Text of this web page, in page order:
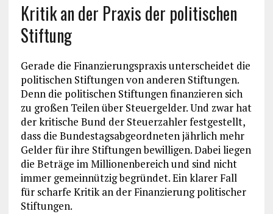
Kritik an der Praxis der politischen
Stiftung
Gerade die Finanzierungspraxis unterscheidet die
politischen Stiftungen von anderen Stiftungen.
Denn die politischen Stiftungen finanzieren sich
zu großen Teilen über Steuergelder. Und zwar hat
der kritische Bund der Steuerzahler festgestellt,
dass die Bundestagsabgeordneten jährlich mehr
Gelder für ihre Stiftungen bewilligen. Dabei liegen
die Beträge im Millionenbereich und sind nicht
immer gemeinnützig begründet. Ein klarer Fall
für scharfe Kritik an der Finanzierung politischer
Stiftungen.